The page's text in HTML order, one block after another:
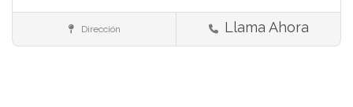
Más serviciosDirección Llama Ahora